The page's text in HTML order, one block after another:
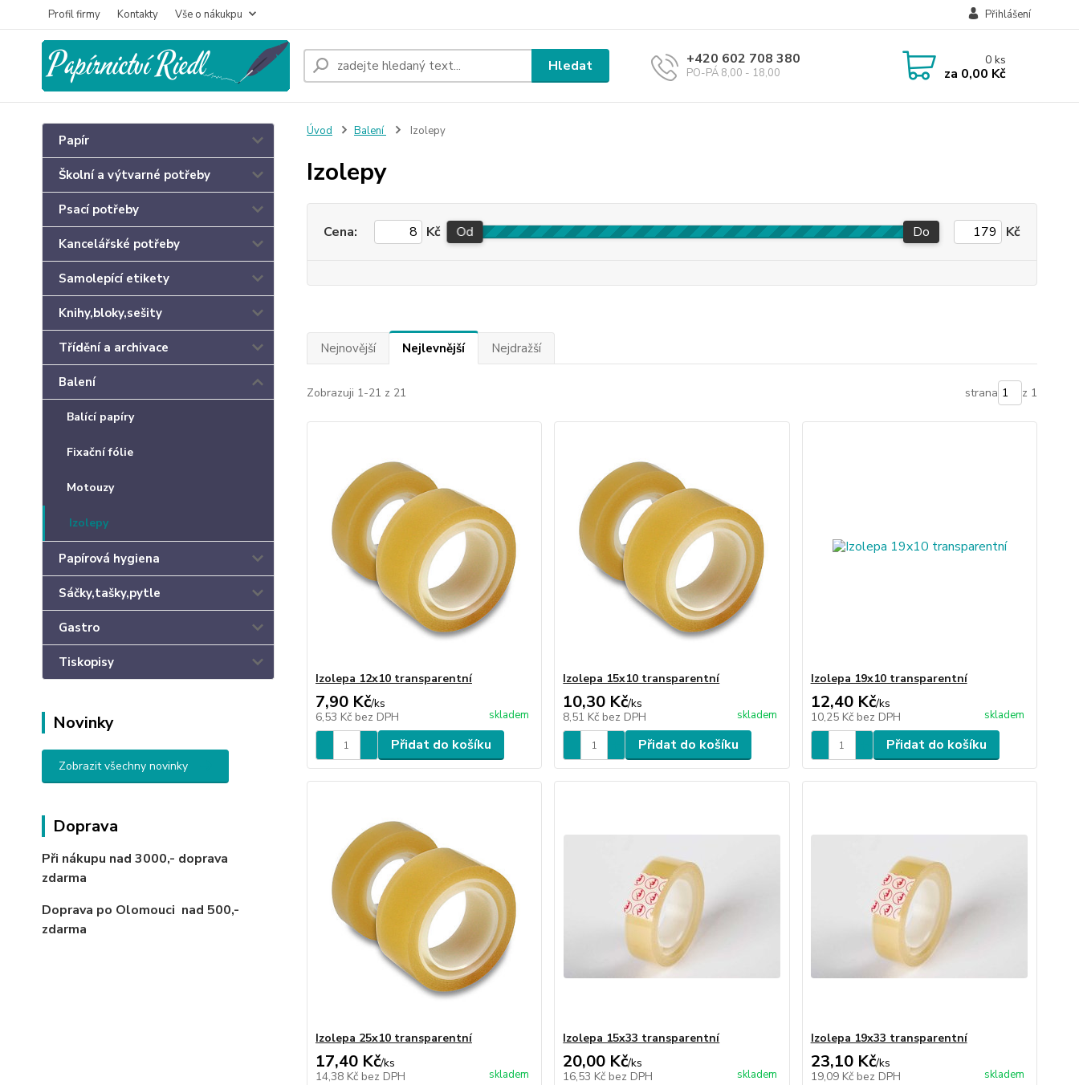
Profil firmy Kontakty Vše o nákukpu Přihlášení
Hledat +420 602 708 380
PO-PÁ 8,00 - 18,00
0ks
za 0,00 Kč
Papír
Školní a výtvarné potřeby
Psací potřeby
Kancelářské potřeby
Samolepící etikety
Knihy,bloky,sešity
Třídění a archivace
Balení
Balící papíry
Fixační fólie
Motouzy
Izolepy
Papírová hygiena
Sáčky,tašky,pytle
Gastro
Tiskopisy
Novinky
Zobrazit všechny novinky
Doprava
Při nákupu nad 3000,- doprava
zdarma
Doprava po Olomouci nad 500,-
zdarma
Úvod Balení Izolepy
Izolepy
Cena: Kč Od Do Kč
Nejnovější Nejlevnější Nejdražší
Zobrazuji 1-21 z 21 strana z 1
Izolepa 12x10 transparentní
7,90 Kč/ks
6,53 Kč bez DPH skladem
Přidat do košíku
Izolepa 15x10 transparentní
10,30 Kč/ks
8,51 Kč bez DPH skladem
Přidat do košíku
Izolepa 19x10 transparentní
12,40 Kč/ks
10,25 Kč bez DPH skladem
Přidat do košíku
Izolepa 25x10 transparentní
17,40 Kč/ks
14,38 Kč bez DPH skladem
Izolepa 15x33 transparentní
20,00 Kč/ks
16,53 Kč bez DPH skladem
Izolepa 19x33 transparentní
23,10 Kč/ks
19,09 Kč bez DPH skladem